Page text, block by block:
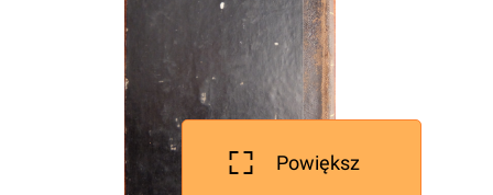
Powiększ